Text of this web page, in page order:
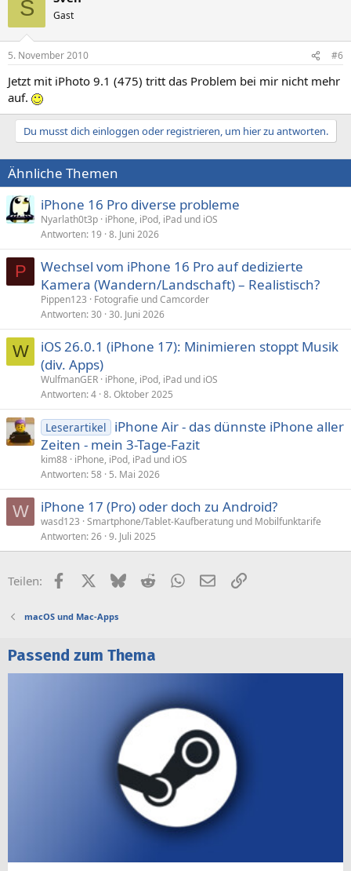
S Gast
5. November 2010 #6
Jetzt mit iPhoto 9.1 (475) tritt das Problem bei mir nicht mehr
auf.
Du musst dich einloggen oder registrieren, um hier zu antworten.
Ähnliche Themen
iPhone 16 Pro diverse probleme
Nyarlath0t3p iPhone, iPod, iPad und iOS
Antworten 19 8. Juni 2026
P
Wechsel vom iPhone 16 Pro auf dedizierte
Kamera (Wandern/Landschaft) – Realistisch?
Pippen123
Fotografie und Camcorder
Antworten 30 30. Juni 2026
W
iOS 26.0.1 (iPhone 17): Minimieren stoppt Musik
(div. Apps)
WulfmanGER iPhone, iPod, iPad und iOS
Antworten 4 8. Oktober 2025
Leserartikel
iPhone Air - das dünnste iPhone aller
Zeiten - mein 3-Tage-Fazit
kim88 iPhone, iPod, iPad und iOS
Antworten 58 5. Mai 2026
W iPhone 17 (Pro) oder doch zu Android?
wasd123 Smartphone/Tablet-Kaufberatung und Mobilfunktarife
Antworten 26 9. Juli 2025
Teilen: FacebookX (Twitter)
BlueskyRedditWhatsApp
E-MailLink
macOS und Mac-Apps
Passend zum Thema